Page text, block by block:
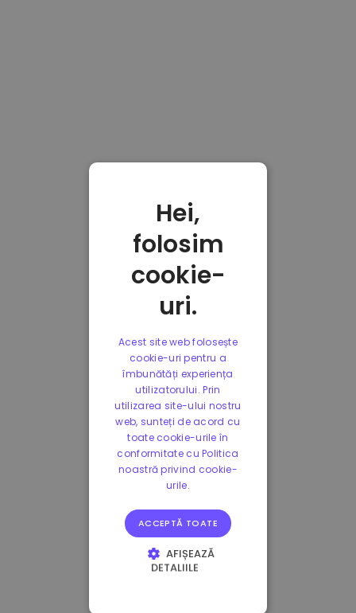
Hei,
folosim
cookie-
uri.
Acest site web folosește
cookie-uri pentru a
îmbunătăți experiența
utilizatorului. Prin
utilizarea site-ului nostru
web, sunteți de acord cu
toate cookie-urile în
conformitate cu Politica
noastră privind cookie-
urile.
ACCEPTĂ TOATE
AFIȘEAZĂ
DETALIILE